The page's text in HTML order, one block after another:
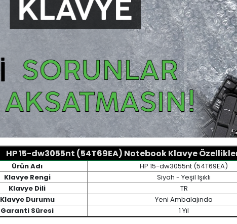
HP 15-dw3055nt (54T69EA) Notebook Klavye
Ürün Adı
HP 15-dw3055nt (54T69EA)
Klavye Rengi
Siyah - Yeşil Işıklı
Klavye Dili
TR
Klavye Durumu
Yeni Ambalajında
Garanti Süresi
1 Yıl